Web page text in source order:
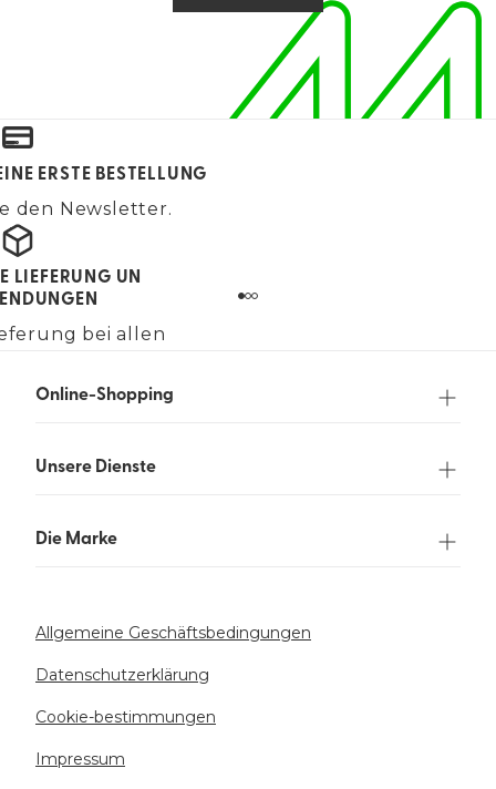
ERSTE BESTELLUNG
den Newsletter.
LIEFERUNG UN
bei allen
Online-Shopping
Unsere Dienste
Die Marke
Allgemeine Geschäftsbedingungen
Datenschutzerklärung
Cookie-bestimmungen
Impressum